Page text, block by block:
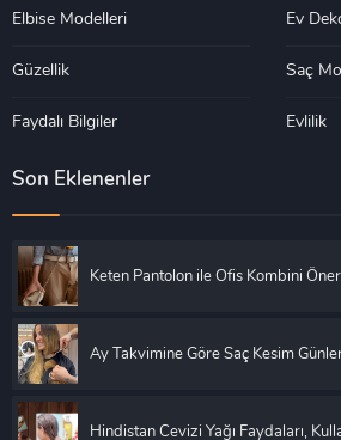
Elbise Modelleri Ev
Güzellik Saç
Faydalı Bilgiler Evlilik
Son Eklenenler
Keten Pantolon ile Ofis Kombini
Ay Takvimine Göre Saç Kesim
Hindistan Cevizi Yağı Faydaları,